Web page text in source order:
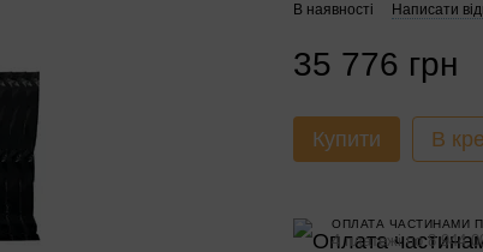
В наявності Написати
35 776 грн
Купити В
ОПЛАТА ЧАСТИНАМИ
4 платежі по 8